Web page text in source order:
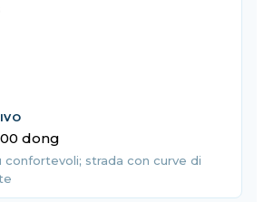
dong
confortevoli; strada con curve di